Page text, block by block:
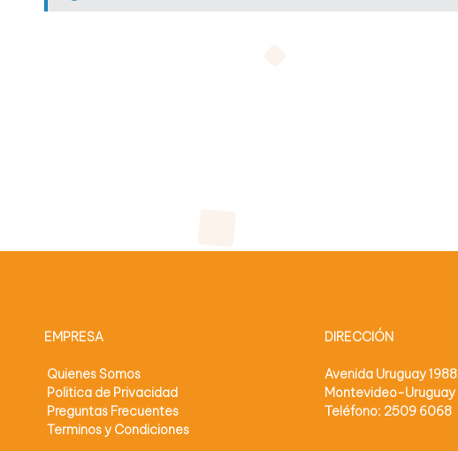
c
í
EMPRESA
Quienes Somos
Politica de Privacidad
Preguntas Frecuentes
Terminos y Condiciones
DIRECCIÓN
Avenida Uruguay 1988
Montevideo-Uruguay
Teléfono: 2509 6068